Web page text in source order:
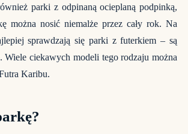
parki z odpinaną ocieplaną podpinką,
można nosić niemalże przez cały rok. Na
sprawdzają się parki z futerkiem – są
Wiele ciekawych modeli tego rodzaju można
Karibu.